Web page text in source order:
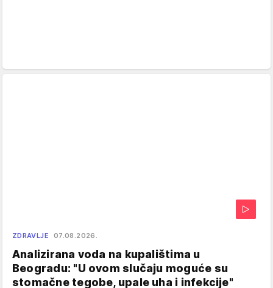
ZDRAVLJE 07.08.2026.
Analizirana voda na kupalištima u
Beogradu: "U ovom slučaju moguće su
stomačne tegobe, upale uha i infekcije"